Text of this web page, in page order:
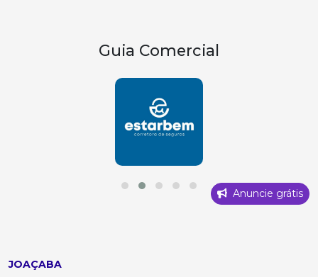
Guia Comercial
Anuncie grátis
JOAÇABA